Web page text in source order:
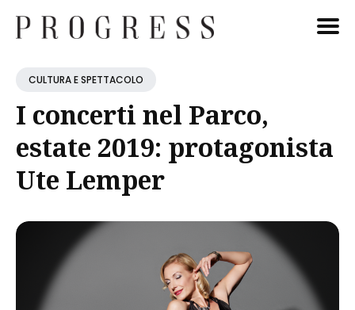
Cerca
CULTURA E SPETTACOLO
I concerti nel Parco,
estate 2019: protagonista
Ute Lemper